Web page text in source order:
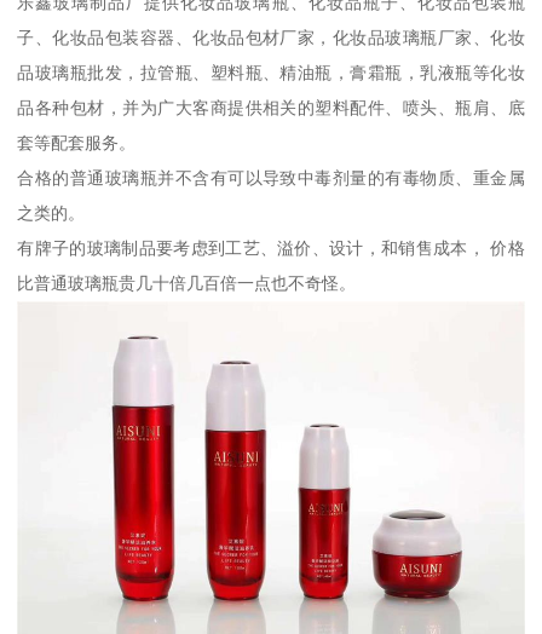
子、化妆品包装容器、化妆品包材厂家，化妆品玻璃瓶厂家、化妆
品玻璃瓶批发，拉管瓶、塑料瓶、精油瓶，膏霜瓶，乳液瓶等化妆
品各种包材，并为广大客商提供相关的塑料配件、喷头、瓶肩、底
套等配套服务。
合格的普通玻璃瓶并不含有可以导致中毒剂量的有毒物质、重金属
之类的。
有牌子的玻璃制品要考虑到工艺、溢价、设计，和销售成本， 价格
比普通玻璃瓶贵几十倍几百倍一点也不奇怪。